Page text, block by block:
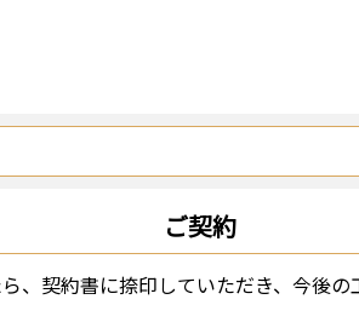
ご契約
、契約書に捺印していただき、今後